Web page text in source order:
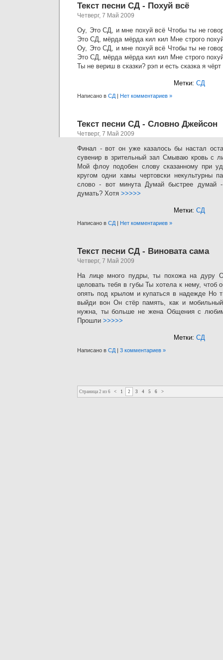
Текст песни СД - Похуй всё
Четверг, 7 Май 2009
Оу, Это СД, и мне похуй всё Чтобы ты не
Это СД, мёрда мёрда кил кил Мне строго
Оу, Это СД, и мне похуй всё Чтобы ты не
Это СД, мёрда мёрда кил кил Мне строго
Ты не вериш в сказки? рэп и есть сказка я
Метки: СД
Написано в СД | Нет комментариев »
Текст песни СД - Словно Джейсон
Четверг, 7 Май 2009
Финал - вот он уже казалось бы настал
сувенир в зрительный зал Смываю кровь с
Мой флоу подобен слову сказанному при
кругом одни хамы чертовски некультурны
слово - вот минута Думай быстрее думай
думать? Хотя >>>>>
Метки: СД
Написано в СД | Нет комментариев »
Текст песни СД - Виновата сама
Четверг, 7 Май 2009
На лице много пудры, ты похожа на дуру
целовать тебя в губы Ты хотела к нему, чтоб
опять под крылом и купаться в надежде Но
выйди вон Он стёр память, как и
нужна, ты больше не жена Общения с
Прошли >>>>>
Метки: СД
Написано в СД | 3 комментариев »
Страница 2 из 6 < 1 2 3 4 5 6 >